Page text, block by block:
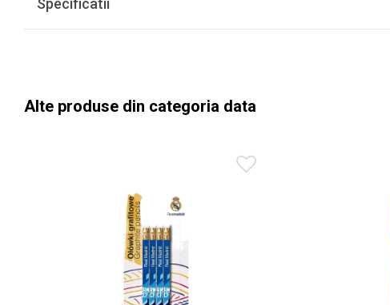
Specificatii
Alte produse din categoria data